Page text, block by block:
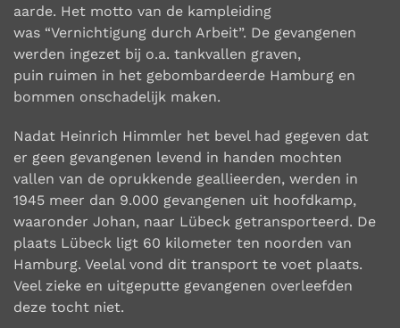
aarde. Het motto van de kampleiding
was “Vernichtigung durch Arbeit”. De gevangenen
werden ingezet bij o.a. tankvallen graven,
puin ruimen in het gebombardeerde Hamburg en
bommen onschadelijk maken.
Nadat Heinrich Himmler het bevel had gegeven dat
er geen gevangenen levend in handen mochten
vallen van de oprukkende geallieerden, werden in
1945 meer dan 9.000 gevangenen uit hoofdkamp,
waaronder Johan, naar Lübeck getransporteerd. De
plaats Lübeck ligt 60 kilometer ten noorden van
Hamburg. Veelal vond dit transport te voet plaats.
Veel zieke en uitgeputte gevangenen overleefden
deze tocht niet.